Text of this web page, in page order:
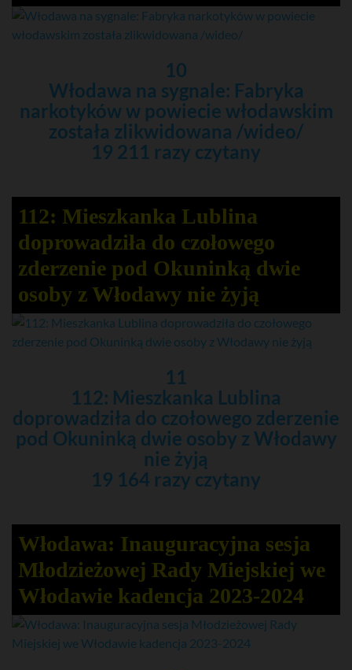
10
Włodawa na sygnale: Fabryka
narkotyków w powiecie włodawskim
została zlikwidowana /wideo/
19 211 razy czytany
112: Mieszkanka Lublina
doprowadziła do czołowego
zderzenie pod Okuninką dwie
osoby z Włodawy nie żyją
11
112: Mieszkanka Lublina
doprowadziła do czołowego zderzenie
pod Okuninką dwie osoby z Włodawy
nie żyją
19 164 razy czytany
Włodawa: Inauguracyjna sesja
Młodzieżowej Rady Miejskiej we
Włodawie kadencja 2023-2024